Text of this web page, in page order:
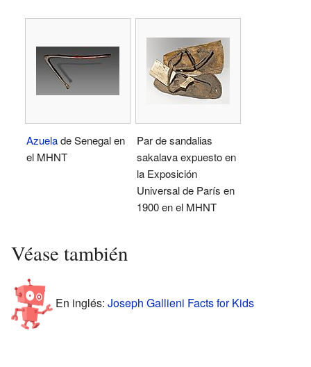
Azuelade Senegal en
el MHNT
Par de sandalias
sakalava expuesto en
la Exposición
Universal de París en
1900 en el MHNT
Véase también
En inglés: Joseph Gallieni Facts for Kids